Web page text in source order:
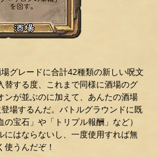
グレードに合計42種類の新しい呪文
替する度、これまで同様に酒場のグ
ンが並ぶのに加えて、あんたの酒場
場するんだ。バトルグラウンドに既
宝石」や「トリプル報酬」など）
にはならないし、一度使用すれば無
使うんだぞ！